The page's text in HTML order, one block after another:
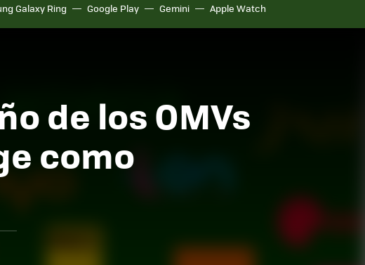
Galaxy Ring Google Play Gemini Apple Watch
de los OMVs
como